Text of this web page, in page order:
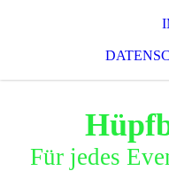
Für jedes